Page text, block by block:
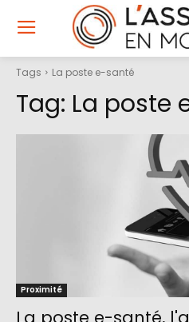
Tags La poste e-santé
Tag: La poste
Proximité